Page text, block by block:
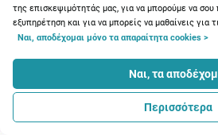
της επισκεψιμότητάς μας, για να μπορούμε να σου
εξυπηρέτηση και για να μπορείς να μαθαίνεις για
Ναι, αποδέχομαι μόνο τα απαραίτητα cookies >
Ναι, τα
Περισσότερα